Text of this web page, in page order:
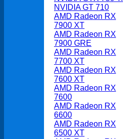
NVIDIA GT 710
AMD Radeon RX
7900 XT
AMD Radeon RX
7900 GRE
AMD Radeon RX
7700 XT
AMD Radeon RX
7600 XT
AMD Radeon RX
7600
AMD Radeon RX
6600
AMD Radeon RX
6500 XT